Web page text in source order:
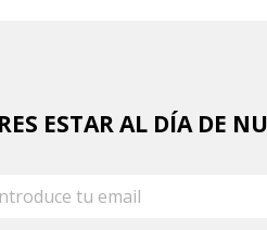
ESTAR AL DÍA DE